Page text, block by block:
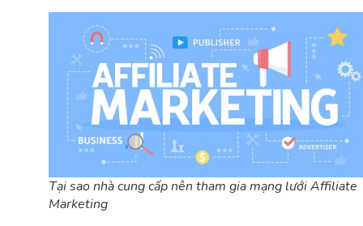
Tại sao nhà cung cấp nên tham gia mạng lưới Affiliate
Marketing